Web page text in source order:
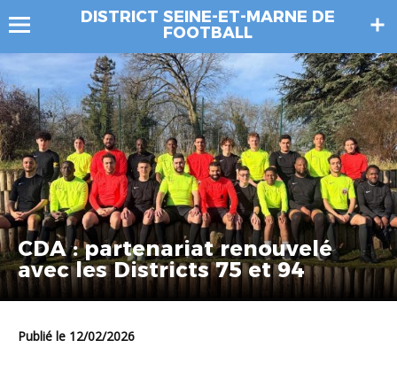
DISTRICT SEINE-ET-MARNE DE
FOOTBALL
CDA : partenariat renouvelé
avec les Districts 75 et 94
Publié le 12/02/2026